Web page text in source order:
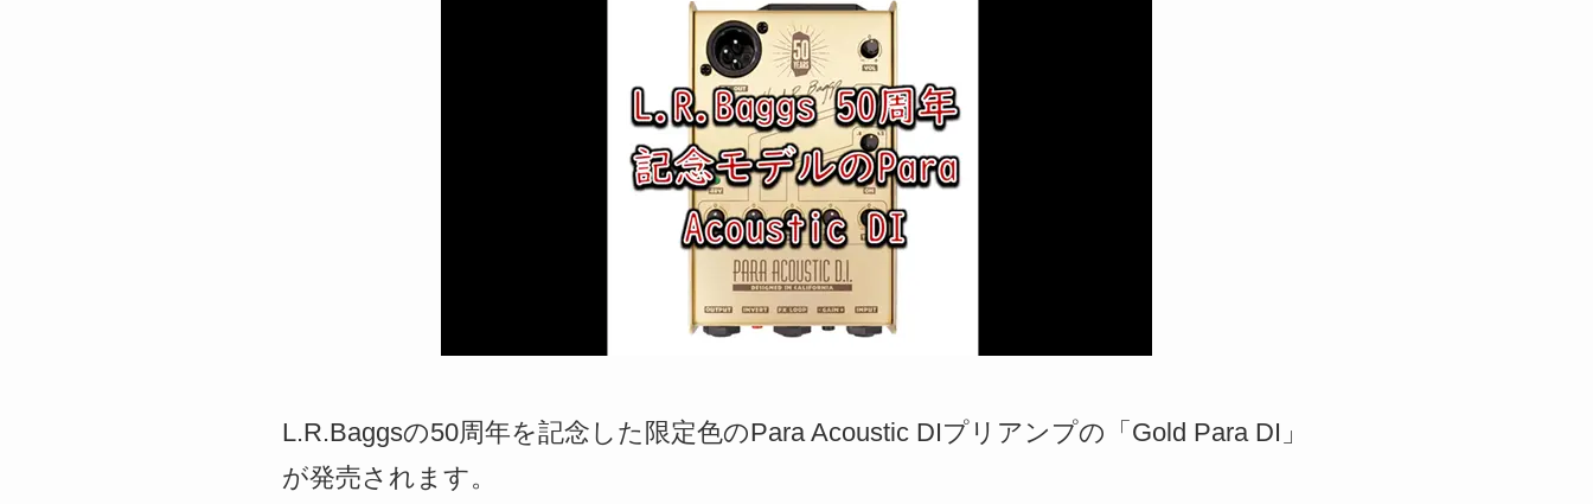
L.R.Baggsの50周年を記念した限定色のPara Acoustic DIプリアンプの「Gold Para DI」
が発売されます。